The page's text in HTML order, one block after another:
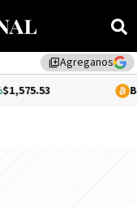
library_addAgreganos
BITCOIN-